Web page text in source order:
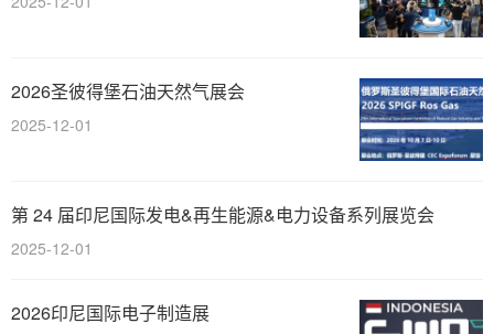
2026圣彼得堡石油天然气展会
2025-12-01
第 24 届印尼国际发电&再生能源&电力设备系列展览会
2025-12-01
2026印尼国际电子制造展